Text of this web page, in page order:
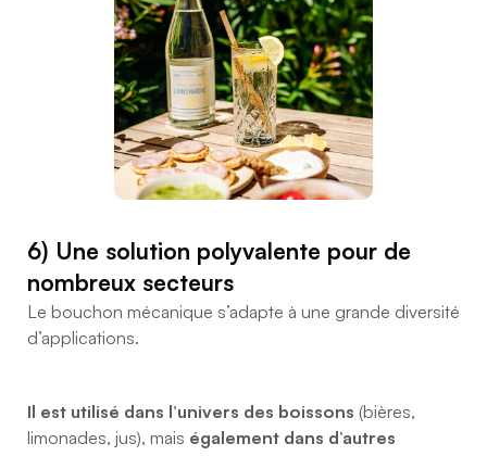
6) Une solution polyvalente pour de
nombreux secteurs
Le bouchon mécanique s’adapte à une grande diversité
d’applications.
Il est utilisé dans l’univers des boissons (bières,
limonades, jus), mais également dans d’autres